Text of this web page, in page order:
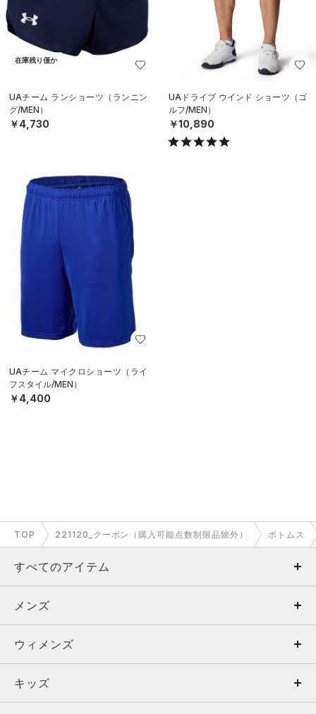
在庫残り僅か
UAチーム ランショーツ（ランニン
グ/MEN）
￥4,730
UAドライブ ウインド ショーツ（ゴ
ルフ/MEN）
￥10,890
UAチーム マイクロショーツ（ライ
フスタイル/MEN）
￥4,400
TOP 221120_クーポン（購入可能点数制限品除外） ボトムス
すべてのアイテム
メンズ
ウィメンズ
キッズ
メンズ
トップス
ボトムス
ウィメンズ
トップス
キッズ